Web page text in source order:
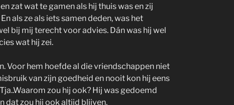
zat wat te gamen als hij thuis was en zij
als ze als iets samen deden, was het
bij mij terecht voor advies. Dán was hij wel
wat hij zei.
Voor hem hoefde al die vriendschappen niet
van zijn goedheid en nooit kon hij eens
zou hij ook? Hij was gedoemd
dat zou hij ook altijd blijven.